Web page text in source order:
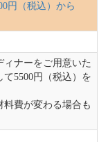
円（税込）から
ィナーをご用意いた
5500円（税込）を
料費が変わる場合も